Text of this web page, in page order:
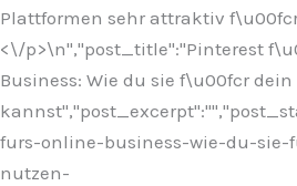
Plattformen sehr attraktiv
<\/p>\n","post_title":"Pinterest
Business: Wie du sie f\u00fcr
furs-online-business-wie-du-sie-
nutzen-